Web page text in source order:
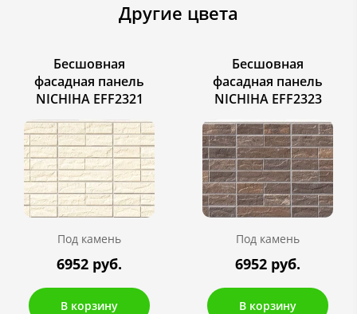
Другие цвета
Бесшовная
фасадная панель
NICHIHA EFF2321
Под камень
6952 руб.
В корзину
Бесшовная
фасадная панель
NICHIHA EFF2323
Под камень
6952 руб.
В корзину